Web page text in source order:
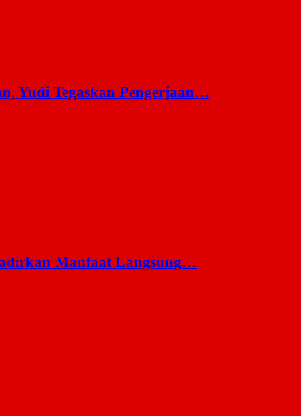
Yudi Tegaskan Pengerjaan…
Manfaat Langsung…